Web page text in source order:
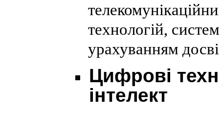
технологій,
урахуванням
Цифрові
інтелект